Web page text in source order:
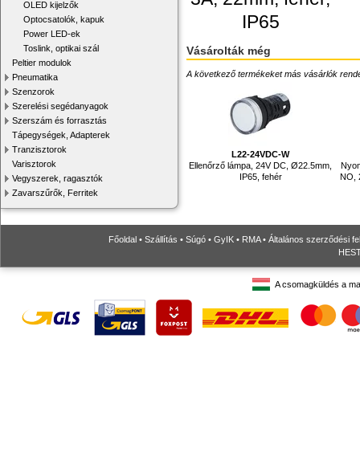
OLED kijelzők
Optocsatolók, kapuk
Power LED-ek
Toslink, optikai szál
Peltier modulok
Pneumatika
Szenzorok
Szerelési segédanyagok
Szerszám és forrasztás
Tápegységek, Adapterek
Tranzisztorok
Varisztorok
Vegyszerek, ragasztók
Zavarszűrők, Ferritek
IP65
Vásárolták még
A következő termékeket más vásárlók
L22-24VDC-W
Ellenőrző lámpa, 24V DC, Ø22.5mm,
IP65, fehér
NO,
Főoldal • Szállítás • Súgó • GyIK • RMA• Általános szerződési
A csomagküldés a